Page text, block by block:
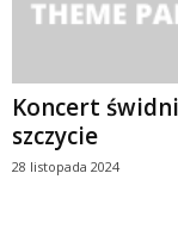
Koncert
szczycie
28 listopada 2024